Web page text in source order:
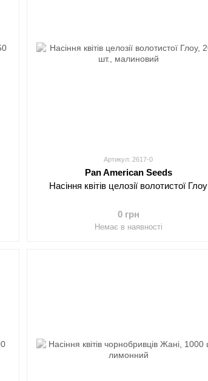
Артикул: 2617-0
Pan American Seeds
Насіння квітів целозії волотистої Глоу
0 грн
Немає в наявності